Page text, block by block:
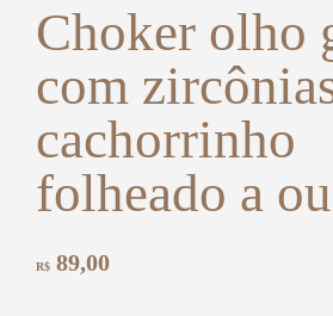
Choker olho
com
cachorrinho
folheado a
R$ 89,00